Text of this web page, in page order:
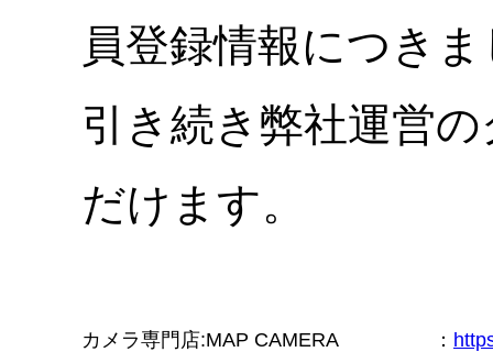
員登録情報につき
引き続き弊社運営
だけます。
カメラ専門店:MAP CAMERA ：